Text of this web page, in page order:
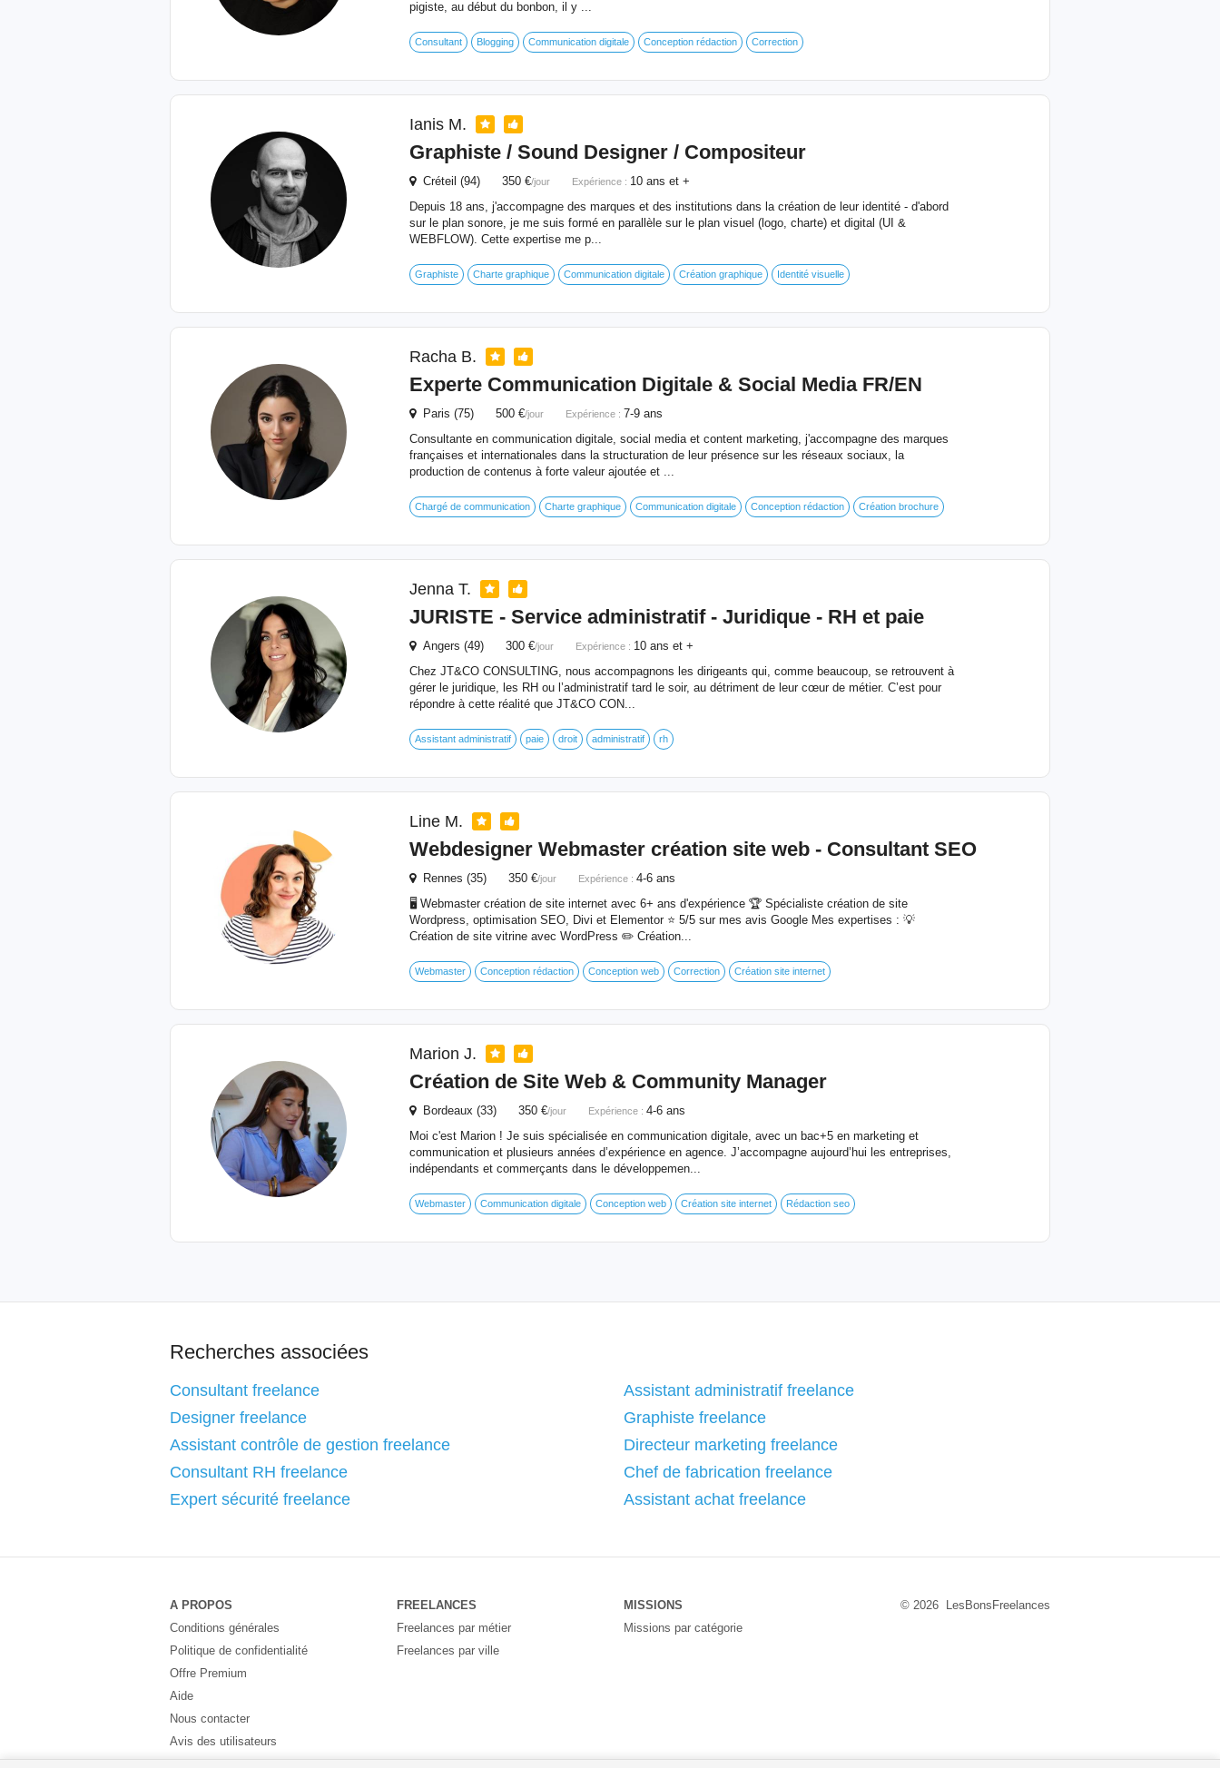
pigiste, au début du bonbon, il y ...
Consultant Blogging Communication digitale Conception rédaction Correction
Ianis M.
Graphiste / Sound Designer / Compositeur
Créteil (94) 350 €/jour Expérience : 10 ans et +
Depuis 18 ans, j'accompagne des marques et des institutions dans la création de leur identité - d'abord
sur le plan sonore, je me suis formé en parallèle sur le plan visuel (logo, charte) et digital (UI &
WEBFLOW). Cette expertise me p...
Graphiste Charte graphique Communication digitale Création graphique Identité visuelle
Racha B.
Experte Communication Digitale & Social Media FR/EN
Paris (75) 500 €/jour Expérience : 7-9 ans
Consultante en communication digitale, social media et content marketing, j'accompagne des marques
françaises et internationales dans la structuration de leur présence sur les réseaux sociaux, la
production de contenus à forte valeur ajoutée et ...
Chargé de communication Charte graphique Communication digitale Conception rédaction Création brochure
Jenna T.
JURISTE - Service administratif - Juridique - RH et paie
Angers (49) 300 €/jour Expérience : 10 ans et +
Chez JT&CO CONSULTING, nous accompagnons les dirigeants qui, comme beaucoup, se retrouvent à
gérer le juridique, les RH ou l’administratif tard le soir, au détriment de leur cœur de métier. C’est pour
répondre à cette réalité que JT&CO CON...
Assistant administratif paie droit administratif rh
Line M.
Webdesigner Webmaster création site web - Consultant SEO
Rennes (35) 350 €/jour Expérience : 4-6 ans
🖥 Webmaster création de site internet avec 6+ ans d'expérience 🏆 Spécialiste création de site
Wordpress, optimisation SEO, Divi et Elementor ⭐️ 5/5 sur mes avis Google Mes expertises : 💡
Création de site vitrine avec WordPress ✏️ Création...
Webmaster Conception rédaction Conception web Correction Création site internet
Marion J.
Création de Site Web & Community Manager
Bordeaux (33) 350 €/jour Expérience : 4-6 ans
Moi c'est Marion ! Je suis spécialisée en communication digitale, avec un bac+5 en marketing et
communication et plusieurs années d’expérience en agence. J’accompagne aujourd’hui les entreprises,
indépendants et commerçants dans le développemen...
Webmaster Communication digitale Conception web Création site internet Rédaction seo
Recherches associées
Consultant freelance
Assistant administratif freelance
Designer freelance
Graphiste freelance
Assistant contrôle de gestion freelance
Directeur marketing freelance
Consultant RH freelance
Chef de fabrication freelance
Expert sécurité freelance
Assistant achat freelance
A PROPOS
Conditions générales
Politique de confidentialité
Offre Premium
Aide
Nous contacter
Avis des utilisateurs
Partenaires
FREELANCES
Freelances par métier
Freelances par ville
MISSIONS
Missions par catégorie
© 2026 LesBonsFreelances